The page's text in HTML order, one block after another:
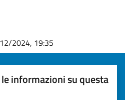
2024, 19:35
informazioni su questa